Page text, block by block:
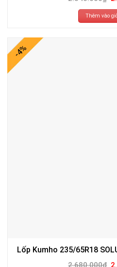
là:
Thêm vào
-4%
Lốp Kumho 235/65R18
2.680.000₫